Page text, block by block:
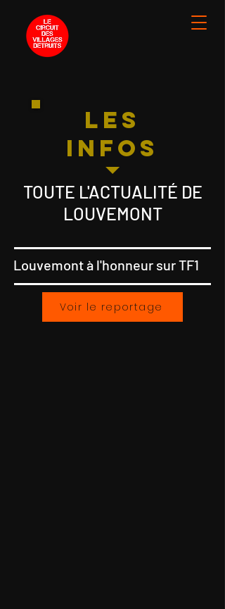
les
infos
TOUTE L'ACTUALITÉ DE
LOUVEMONT
Louvemont à l'honneur sur TF1
Voir le reportage